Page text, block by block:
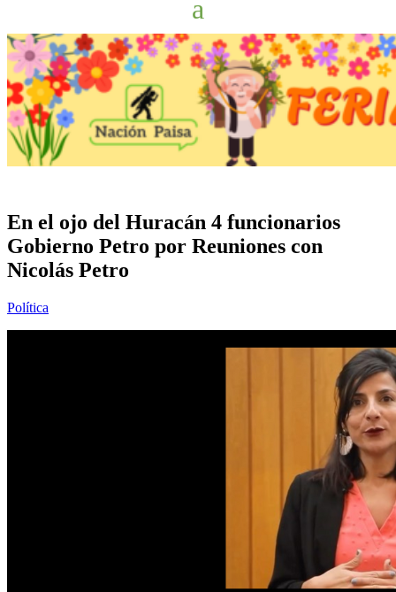
En el ojo del Huracán 4 funcionarios
Gobierno Petro por Reuniones con
Nicolás Petro
Política